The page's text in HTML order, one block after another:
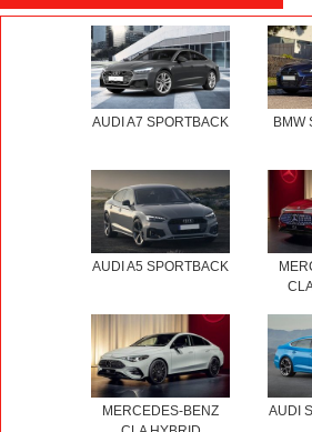
AUDI A7 SPORTBACK
BMW
AUDI A5 SPORTBACK
MERCEDES-BENZ
AUDI